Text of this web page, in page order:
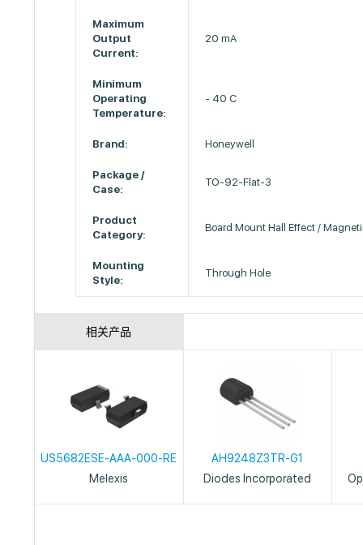
Maximum
Output
Current:
20 mA
Minimum
Operating
Temperature:
- 40 C
Brand: Honeywell
Package /
Case:
TO-92-Flat-3
Product
Category:
Board Mount Hall Effect /
Mounting
Style:
Through Hole
相关产品
US5682ESE-AAA-000-RE
Melexis
AH9248Z3TR-G1
Diodes Incorporated